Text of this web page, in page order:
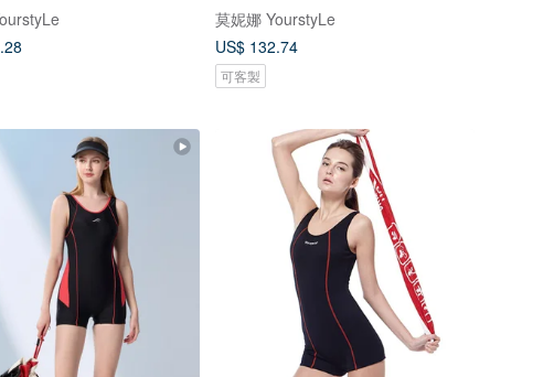
莫妮娜 YourstyLe
US$ 132.74
可客製